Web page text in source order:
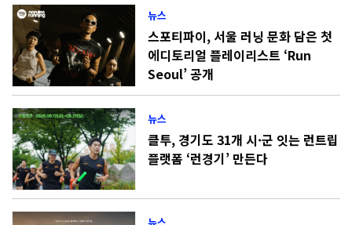
뉴스
스포티파이, 서울 러닝 문화 담은 첫
에디토리얼 플레이리스트 ‘Run
Seoul’ 공개
뉴스
클투, 경기도 31개 시·군 잇는 런트립
플랫폼 ‘런경기’ 만든다
뉴스